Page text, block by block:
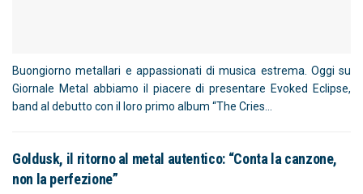
Buongiorno metallari e appassionati di musica estrema. Oggi su
Giornale Metal abbiamo il piacere di presentare Evoked Eclipse,
band al debutto con il loro primo album “The Cries...
Goldusk, il ritorno al metal autentico: “Conta la canzone,
non la perfezione”